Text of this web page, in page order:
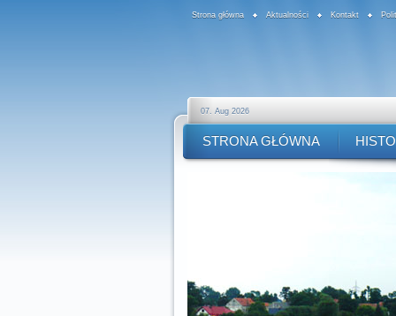
Strona główna Aktualności Kontakt
07. Aug 2026
STRONA GŁÓWNA